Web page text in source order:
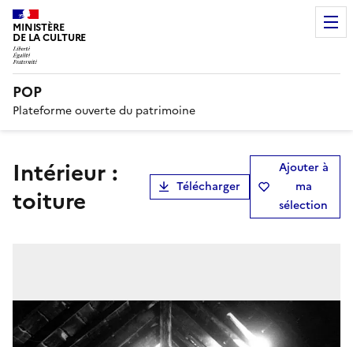
MINISTÈRE
DE LA CULTURE
POP
Plateforme ouverte du patrimoine
Intérieur :
toiture
Télécharger
Ajouter à
ma
sélection